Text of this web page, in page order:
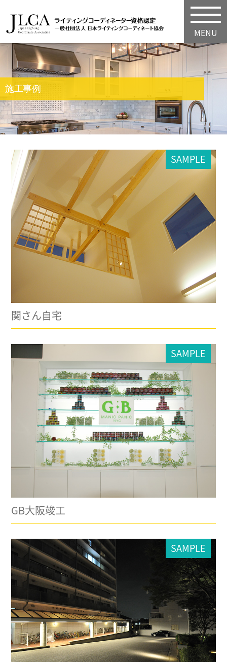
MENU
施工事例
SAMPLE
関さん自宅
SAMPLE
GB大阪竣工
SAMPLE